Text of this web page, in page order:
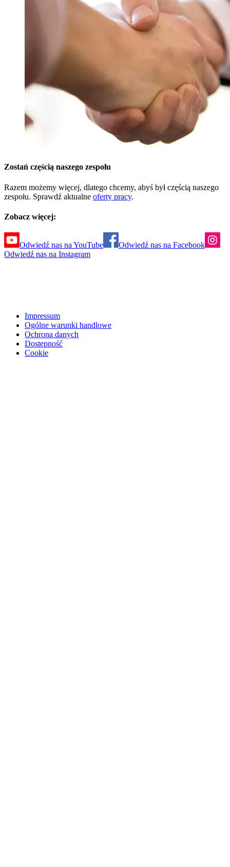
Zostań częścią naszego zespołu
Razem możemy więcej, dlatego chcemy, abyś był częścią naszego
zespołu. Sprawdź aktualne oferty pracy.
Zobacz więcej:
Odwiedź nas na YouTube
Odwiedź nas na Facebook
Odwiedź nas na Instagram
Impressum
Ogólne warunki handlowe
Ochrona danych
Dostępność
Cookie